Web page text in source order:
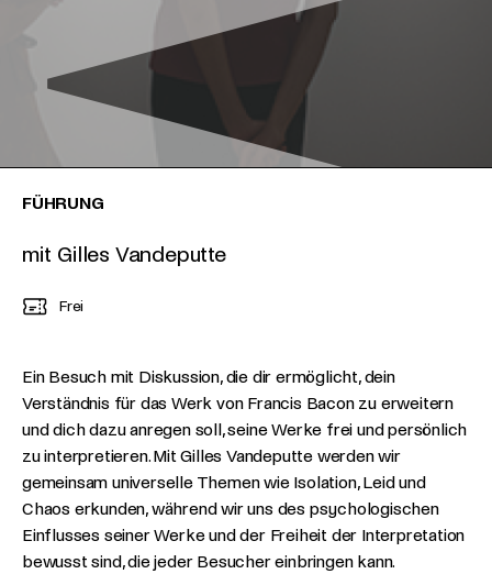
FÜHRUNG
mit Gilles Vandeputte
Frei
Ein Besuch mit Diskussion, die dir ermöglicht, dein
Verständnis für das Werk von Francis Bacon zu erweitern
und dich dazu anregen soll, seine Werke frei und persönlich
zu interpretieren. Mit Gilles Vandeputte werden wir
gemeinsam universelle Themen wie Isolation, Leid und
Chaos erkunden, während wir uns des psychologischen
Einflusses seiner Werke und der Freiheit der Interpretation
bewusst sind, die jeder Besucher einbringen kann.